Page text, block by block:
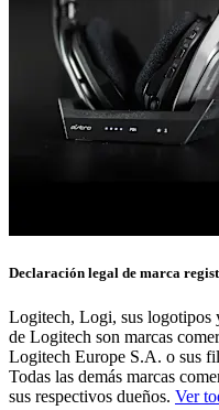
Declaración legal de marca
Logitech, Logi, sus logotipos
de Logitech son marcas
Logitech Europe S.A. o sus
Todas las demás marcas
sus respectivos dueños. Ver